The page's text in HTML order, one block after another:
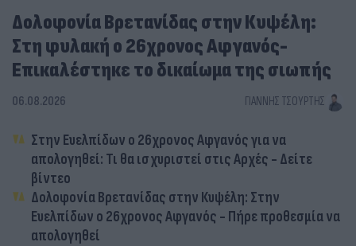
Δολοφονία Βρετανίδας στην Κυψέλη:
Στη φυλακή ο 26χρονος Αφγανός-
Επικαλέστηκε το δικαίωμα της σιωπής
06.08.2026 ΓΙΆΝΝΗΣ ΤΣΟΎΡΤΗΣ
Στην Ευελπίδων ο 26χρονος Αφγανός για να
απολογηθεί: Τι θα ισχυριστεί στις Αρχές - Δείτε
βίντεο
Δολοφονία Βρετανίδας στην Κυψέλη: Στην
Ευελπίδων ο 26χρονος Αφγανός - Πήρε προθεσμία να
απολογηθεί